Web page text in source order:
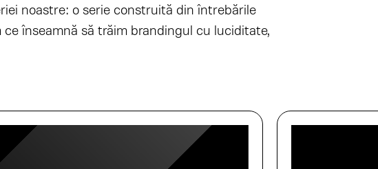
noastre: o serie construită din întrebările
ce înseamnă să trăim brandingul cu luciditate,